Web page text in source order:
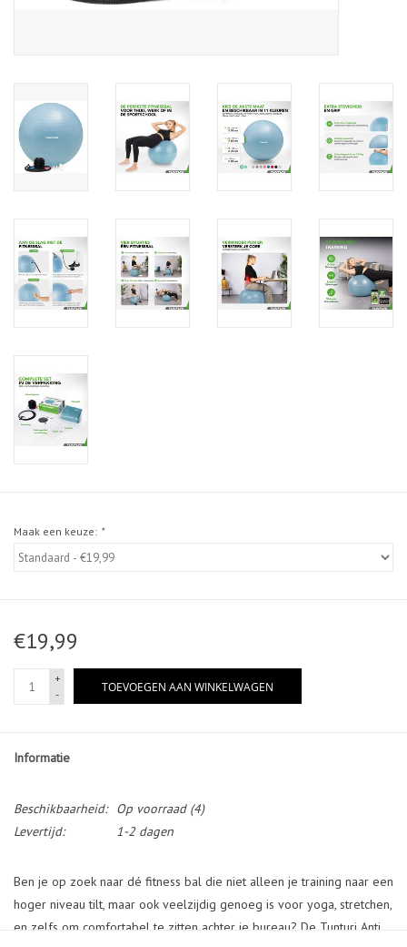
Maak een keuze: *
€19,99
+
-
TOEVOEGEN AAN WINKELWAGEN
Informatie
Beschikbaarheid: Op voorraad(4)
Levertijd:
1-2 dagen
Ben je op zoek naar dé fitness bal die niet alleen je training naar een
hoger niveau tilt, maar ook veelzijdig genoeg is voor yoga, stretchen,
en zelfs om comfortabel te zitten achter je bureau? De Tunturi Anti